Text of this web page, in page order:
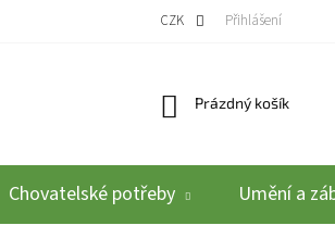
ELEKTROZAŘÍZENÍ / BATERIÍ REKLAMACE A
CZK Přihlášení
Nákupní košík
Prázdný košík
Chovatelské potřeby Umění a